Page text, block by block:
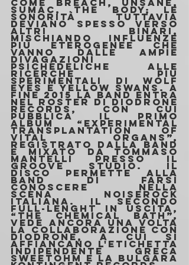
Sumac, The Body; le
sonorità tuttavia
deviano spesso verso
altri binari,
mischiando influenze
più eterogenee che
vanno dalle ampie
divagazioni
psichedeliche alle
ricerche più
sperimentali di Wolf
Eyes e Yellow Swans. A
fine 2015 la band entra
nel roster di DioDrone
Records, con cui
pubblica il primo
album “Experimental
Transplantation Of
Vital Organs”,
registrato dalla band
e mixato da Tommaso
Mantelli presso il
Groove Studio. Il
disco permette alla
band di farsi
conoscere nella
scena noiserock
italiana. Il secondo
full-lenght in uscita,
“The Chemical Bath”,
vede ancora una volta
la collaborazione con
DioDrone, a cui si
affiancano l'etichetta
indipendente greca
Sweetohm e la bulgara